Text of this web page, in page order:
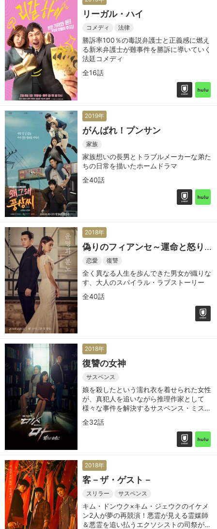
リーガル・ハイ
コメディ 法律
勝訴率100％の毒説弁護士と正義感に燃え
る新米弁護士が難事件を勝訴に導いていく
法廷コメディ
全16話
2019年
がんばれ！プンサン
家族
家族想いの長男とトラブルメーカーな弟た
ちの日常を描いたホームドラマ
全40話
2018年
偽りのフィアンセ～運命と怒り
～
恋愛 復讐
全く異なる人生を歩んできた男女が織りな
す、大人のスパイラル・ラブストーリー
全40話
2018年
復讐の女神
サスペンス
娘を殺したという濡れ衣を着せられた女性
が、真犯人を追いながら推理作家として
様々な事件を解決するサスペンス・ミステ
リー
全32話
2018年
客－ザ・ゲスト－
スリラー サスペンス
キム・ドンウク×キム・ジェウクのイケメ
ン2人が夢の再競演！悪霊が見える霊媒師
＆悪霊を追い払うエクソシストの司祭が悪